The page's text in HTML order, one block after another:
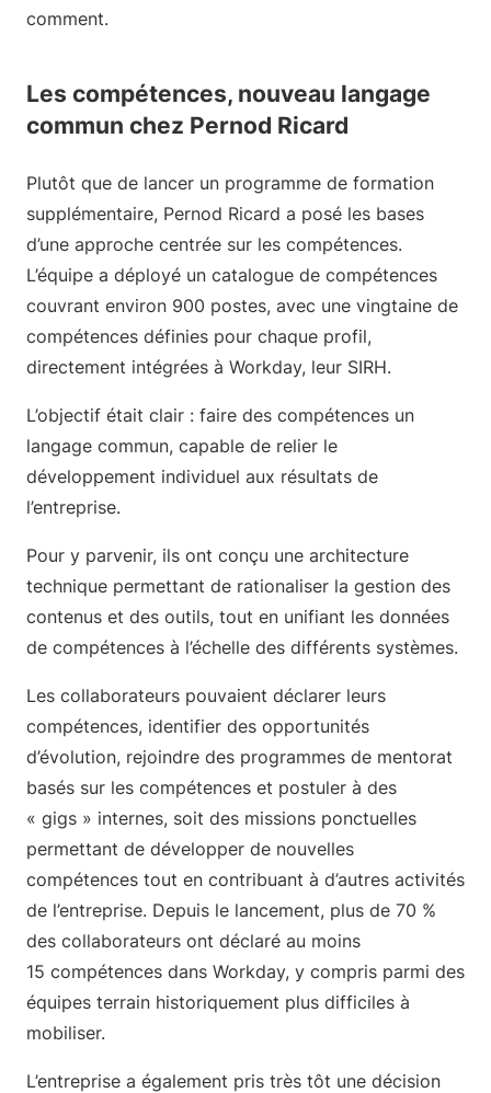
comment.
Les compétences, nouveau langage
commun chez Pernod Ricard
Plutôt que de lancer un programme de formation
supplémentaire, Pernod Ricard a posé les bases
d’une approche centrée sur les compétences.
L’équipe a déployé un catalogue de compétences
couvrant environ 900 postes, avec une vingtaine de
compétences définies pour chaque profil,
directement intégrées à Workday, leur SIRH.
L’objectif était clair : faire des compétences un
langage commun, capable de relier le
développement individuel aux résultats de
l’entreprise.
Pour y parvenir, ils ont conçu une architecture
technique permettant de rationaliser la gestion des
contenus et des outils, tout en unifiant les données
de compétences à l’échelle des différents systèmes.
Les collaborateurs pouvaient déclarer leurs
compétences, identifier des opportunités
d’évolution, rejoindre des programmes de mentorat
basés sur les compétences et postuler à des
« gigs » internes, soit des missions ponctuelles
permettant de développer de nouvelles
compétences tout en contribuant à d’autres activités
de l’entreprise. Depuis le lancement, plus de 70 %
des collaborateurs ont déclaré au moins
15 compétences dans Workday, y compris parmi des
équipes terrain historiquement plus difficiles à
mobiliser.
L’entreprise a également pris très tôt une décision